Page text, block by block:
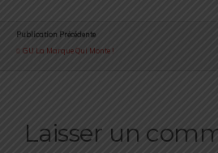
Publication Précédente
GU La Marque Qui Monte !
Laisser un